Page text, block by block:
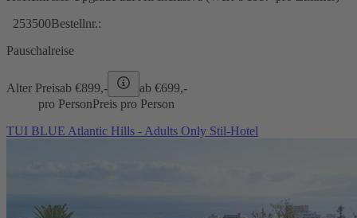
253500Bestellnr.:
Pauschalreise
Alter Preisab €899,- ab €699,-
pro PersonPreis pro Person
TUI BLUE Atlantic Hills - Adults Only Stil-Hotel